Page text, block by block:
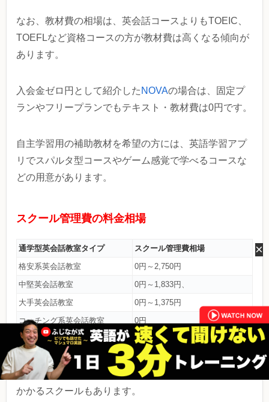
なお、教材費の相場は、英会話コースよりもTOEIC、
TOEFLなど資格コースの方が教材費は高くなる傾向が
あります。
入会金ゼロ円として紹介した NOVAの場合は、固定プ
ランやフリープランでもテキスト・教材費は0円です。
自主学習用の補助教材を希望の方には、英語学習アプ
リでスパルタ型コースやゲーム感覚で学べるコースな
どの用意があります。
スクール管理費の料金相場
通学型英会話教室タイプ スクール管理費相場
格安系英会話教室
0円～2,750円
中堅英会話教室
0円～1,833円、
大手英会話教室
0円～1,375円
コーチング系英会話教室
0円
スクール管理費は0円のところが多いですが、一部の英
会話教室によっては、費用が毎月1,000～2,000円程度
かかるスクールもあります。
×